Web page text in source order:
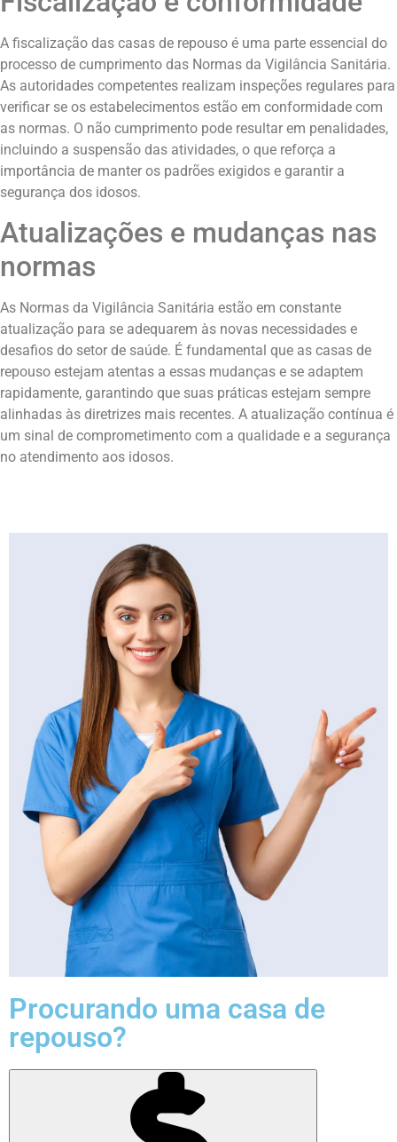
A fiscalização das casas de repouso é uma parte essencial do
processo de cumprimento das Normas da Vigilância Sanitária.
As autoridades competentes realizam inspeções regulares para
verificar se os estabelecimentos estão em conformidade com
as normas. O não cumprimento pode resultar em penalidades,
incluindo a suspensão das atividades, o que reforça a
importância de manter os padrões exigidos e garantir a
segurança dos idosos.
Atualizações e mudanças nas
normas
As Normas da Vigilância Sanitária estão em constante
atualização para se adequarem às novas necessidades e
desafios do setor de saúde. É fundamental que as casas de
repouso estejam atentas a essas mudanças e se adaptem
rapidamente, garantindo que suas práticas estejam sempre
alinhadas às diretrizes mais recentes. A atualização contínua é
um sinal de comprometimento com a qualidade e a segurança
no atendimento aos idosos.
Procurando uma casa de
repouso?